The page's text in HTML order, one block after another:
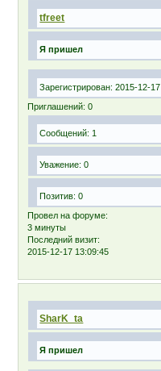
tfreet
Я пришел
Зарегистрирован: 2015-12-17
Приглашений: 0
Сообщений: 1
Уважение: 0
Позитив: 0
Провел на форуме:
3 минуты
Последний визит:
2015-12-17 13:09:45
SharK_ta
Я пришел